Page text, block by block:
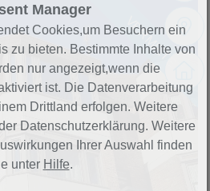
VERMIETET
Manager
Cookies,um Besuchern ein
zu bieten. Bestimmte Inhalte von
nur angezeigt,wenn die
ist. Die Datenverarbeitung
Drittland erfolgen. Weitere
Datenschutzerklärung. Weitere
Ihrer Auswahl finden
unter Hilfe.